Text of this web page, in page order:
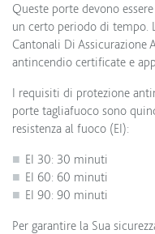
Queste porte devono
un certo periodo di tempo.
Cantonali Di Assicurazione
antincendio certificate e
I requisiti di protezione
porte tagliafuoco sono
resistenza al fuoco (EI):
EI 30: 30 minuti
EI 60: 60 minuti
EI 90: 90 minuti
Per garantire la Sua